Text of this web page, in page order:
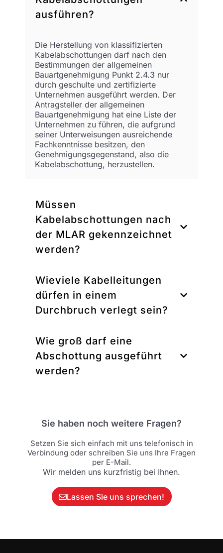
ausführen?
Die Herstellung von klassifizierten
Kabelabschottungen darf nach den
Bestimmungen der allgemeinen
Bauartgenehmigung Punkt 2.4.3 nur
durch geschulte und zertifizierte
Unternehmen ausgeführt werden. Der
Antragsteller der allgemeinen
Bauartgenehmigung hat eine Liste der
Unternehmen zu führen, die aufgrund
seiner Unterweisungen ausreichende
Fachkenntnisse besitzen, den
Genehmigungsgegenstand, also die
Kabelabschottung, herzustellen.
Müssen
Kabelabschottungen nach
der MLAR gekennzeichnet
werden?
Wieviele Kabelleitungen
dürfen in einem
Durchbruch verlegt sein?
Wie groß darf eine
Abschottung ausgeführt
werden?
Sie haben noch weitere Fragen?
Setzen Sie sich einfach mit uns telefonisch in
Verbindung oder schreiben Sie uns Ihre Fragen
per E-Mail.
Wir melden uns kurzfristig bei Ihnen.
Lassen Sie uns sprechen!